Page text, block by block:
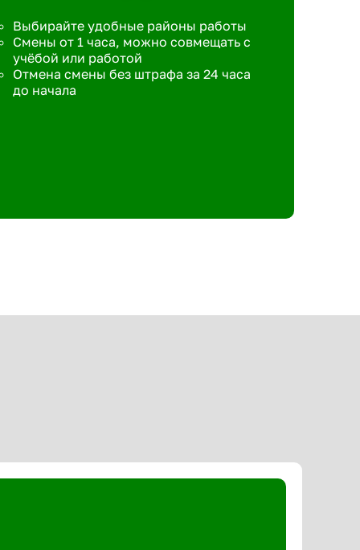
Выбирайте удобные районы работы
Смены от 1 часа, можно совмещать с
учёбой или работой
Отмена смены без штрафа за 24 часа
до начала